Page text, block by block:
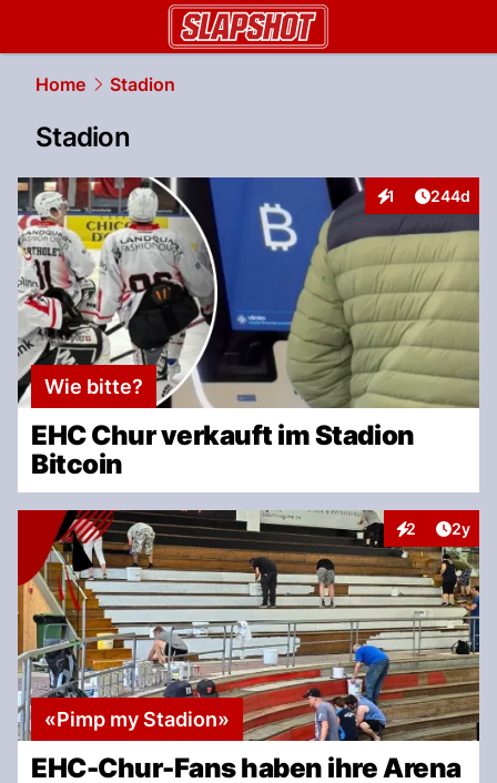
Home Stadion
Stadion
1
Interaktionen
Artikel
244d
Wie bitte?
EHC Chur verkauft im Stadion
Bitcoin
2
Interaktionen
2y
«Pimp my Stadion»
EHC-Chur-Fans haben ihre Arena